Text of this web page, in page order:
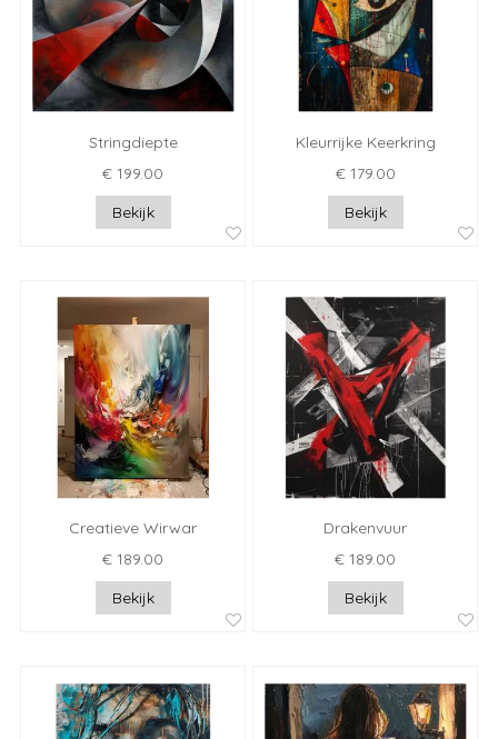
Stringdiepte
€ 199.00
Bekijk
Kleurrijke Keerkring
€ 179.00
Bekijk
Creatieve Wirwar
€ 189.00
Bekijk
Drakenvuur
€ 189.00
Bekijk